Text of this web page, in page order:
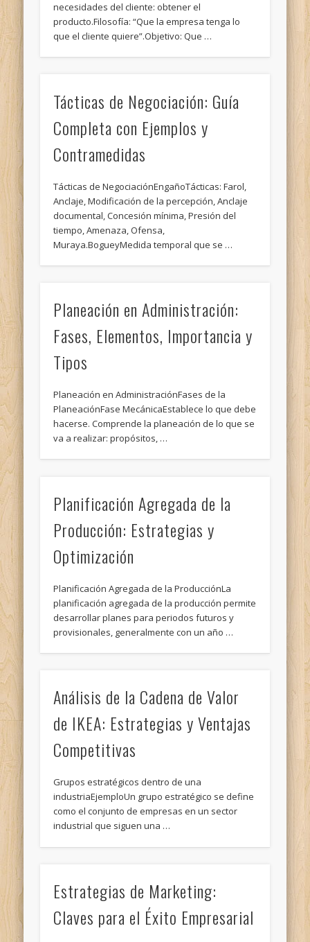
necesidades del cliente: obtener el
producto.Filosofía: “Que la empresa tenga lo
que el cliente quiere”.Objetivo: Que …
Tácticas de Negociación: Guía
Completa con Ejemplos y
Contramedidas
Tácticas de NegociaciónEngañoTácticas: Farol,
Anclaje, Modificación de la percepción, Anclaje
documental, Concesión mínima, Presión del
tiempo, Amenaza, Ofensa,
Muraya.BogueyMedida temporal que se …
Planeación en Administración:
Fases, Elementos, Importancia y
Tipos
Planeación en AdministraciónFases de la
PlaneaciónFase MecánicaEstablece lo que debe
hacerse. Comprende la planeación de lo que se
va a realizar: propósitos, …
Planificación Agregada de la
Producción: Estrategias y
Optimización
Planificación Agregada de la ProducciónLa
planificación agregada de la producción permite
desarrollar planes para periodos futuros y
provisionales, generalmente con un año …
Análisis de la Cadena de Valor
de IKEA: Estrategias y Ventajas
Competitivas
Grupos estratégicos dentro de una
industriaEjemploUn grupo estratégico se define
como el conjunto de empresas en un sector
industrial que siguen una …
Estrategias de Marketing:
Claves para el Éxito Empresarial